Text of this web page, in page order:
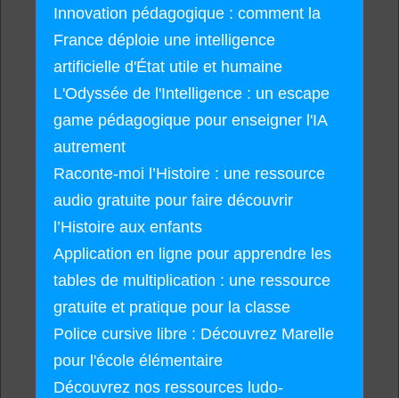
Innovation pédagogique : comment la
France déploie une intelligence
artificielle d'État utile et humaine
L'Odyssée de l'Intelligence : un escape
game pédagogique pour enseigner l'IA
autrement
Raconte-moi l’Histoire : une ressource
audio gratuite pour faire découvrir
l’Histoire aux enfants
Application en ligne pour apprendre les
tables de multiplication : une ressource
gratuite et pratique pour la classe
Police cursive libre : Découvrez Marelle
pour l'école élémentaire
Découvrez nos ressources ludo-